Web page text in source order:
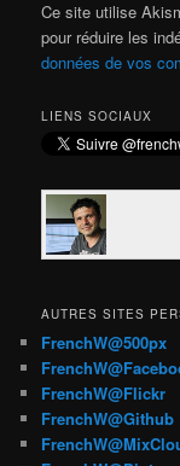
Ce site utilise
pour réduire les
données de vos
LIENS SOCIAUX
AUTRES SITES
FrenchW@500px
FrenchW@Flickr
FrenchW@Github